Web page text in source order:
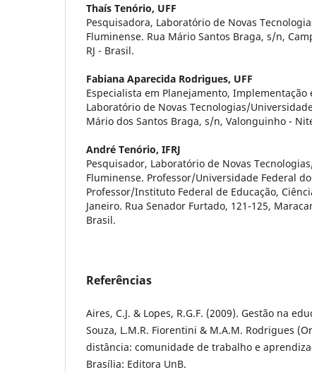
Thaí­s Tenório, UFF
Pesquisadora, Laboratório de Novas
Fluminense. Rua Mário Santos Braga, s/n,
RJ - Brasil.
Fabiana Aparecida Rodrigues, UFF
Especialista em Planejamento, Implementação
Laboratório de Novas Tecnologias/
Mário dos Santos Braga, s/n, Valonguinho -
André Tenório, IFRJ
Pesquisador, Laboratório de Novas
Fluminense. Professor/Universidade Federal
Professor/Instituto Federal de Educação,
Janeiro. Rua Senador Furtado, 121-125,
Brasil.
Referências
Aires, C.J. & Lopes, R.G.F. (2009). Gestão na
Souza, L.M.R. Fiorentini & M.A.M. Rodrigues
distância: comunidade de trabalho e
Brasí­lia: Editora UnB.